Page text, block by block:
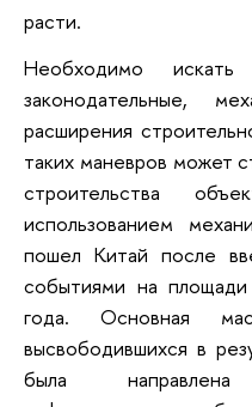
расти.
Необходимо
законодательные,
расширения
таких маневров может
строительства
использованием
пошел Китай после
событиями на
года. Основная
высвободившихся в
была